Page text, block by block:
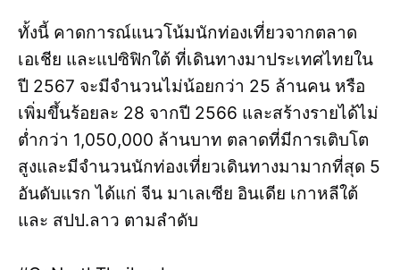
ทั้งนี้ คาดการณ์แนวโน้มนักท่องเที่ยวจากตลาด
เอเชีย และแปซิฟิกใต้ ที่เดินทางมาประเทศไทยใน
ปี 2567 จะมีจำนวนไม่น้อยกว่า 25 ล้านคน หรือ
เพิ่มขึ้นร้อยละ 28 จากปี 2566 และสร้างรายได้ไม่
ต่ำกว่า 1,050,000 ล้านบาท ตลาดที่มีการเติบโต
สูงและมีจำนวนนักท่องเที่ยวเดินทางมามากที่สุด 5
อันดับแรก ได้แก่ จีน มาเลเซีย อินเดีย เกาหลีใต้
และ สปป.ลาว ตามลำดับ